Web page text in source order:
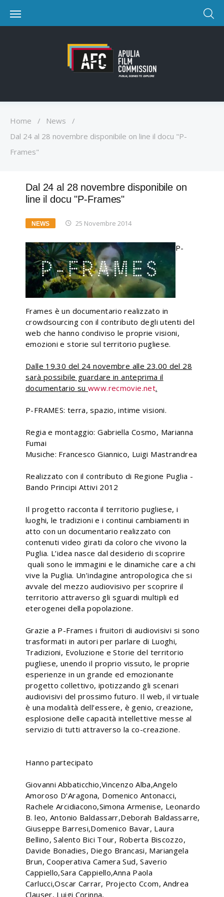
Home / News
/
Dal 24 al 28 novembre disponibile on line il docu "P-
Frames"
Dal 24 al 28 novembre disponibile on
line il docu "P-Frames"
NEWS 25 Novembre 2014
P-
Frames è un documentario realizzato in
crowdsourcing con il contributo degli utenti del
web che hanno condiviso le proprie visioni,
emozioni e storie sul territorio pugliese.
Dalle 19.30 del 24 novembre alle 23.00 del 28
sarà possibile guardare in anteprima il
documentario su www.recmovie.net.
P-FRAMES: terra, spazio, intime visioni.
Regia e montaggio: Gabriella Cosmo, Marianna
Fumai
Musiche: Francesco Giannico, Luigi Mastrandrea
Realizzato con il contributo di Regione Puglia -
Bando Principi Attivi 2012
Il progetto racconta il territorio pugliese, i
luoghi, le tradizioni e i continui cambiamenti in
atto con un documentario realizzato con
contenuti video girati da coloro che vivono la
Puglia. L’idea nasce dal desiderio di scoprire
quali sono le immagini e le dinamiche care a chi
vive la Puglia. Un’indagine antropologica che si
avvale del mezzo audiovisivo per scoprire il
territorio attraverso gli sguardi multipli ed
eterogenei della popolazione.
Grazie a P-Frames i fruitori di audiovisivi si sono
trasformati in autori per parlare di Luoghi,
Tradizioni, Evoluzione e Storie del territorio
pugliese, unendo il proprio vissuto, le proprie
esperienze in un grande ed emozionante
progetto collettivo, ipotizzando gli scenari
audiovisivi del prossimo futuro. Il web, il virtuale
è una modalità dell’essere, è genio, creazione,
esplosione delle capacità intellettive messe al
servizio di tutti attraverso la co-creazione.
Hanno partecipato
Giovanni Abbaticchio,Vincenzo Alba,Angelo
Amoroso D'Aragona, Domenico Antonacci,
Rachele Arcidiacono,Simona Armenise, Leonardo
B. leo, Antonio Baldassarr,Deborah Baldassarre,
Giuseppe Barresi,Domenico Bavar, Laura
Bellino, Salento Bici Tour, Roberta Biscozzo,
Davide Bonadies, Diego Brancasi, Mariangela
Brun, Cooperativa Camera Sud, Saverio
Cappiello,Sara Cappiello,Anna Paola
Carlucci,Oscar Carrar, Projecto Ccom, Andrea
Clauser, Luigi Corinna,